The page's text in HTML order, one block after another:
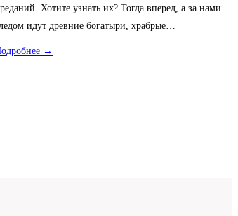
Хотите узнать их? Тогда вперед, а за нами
идут древние богатыри, храбрые…
→